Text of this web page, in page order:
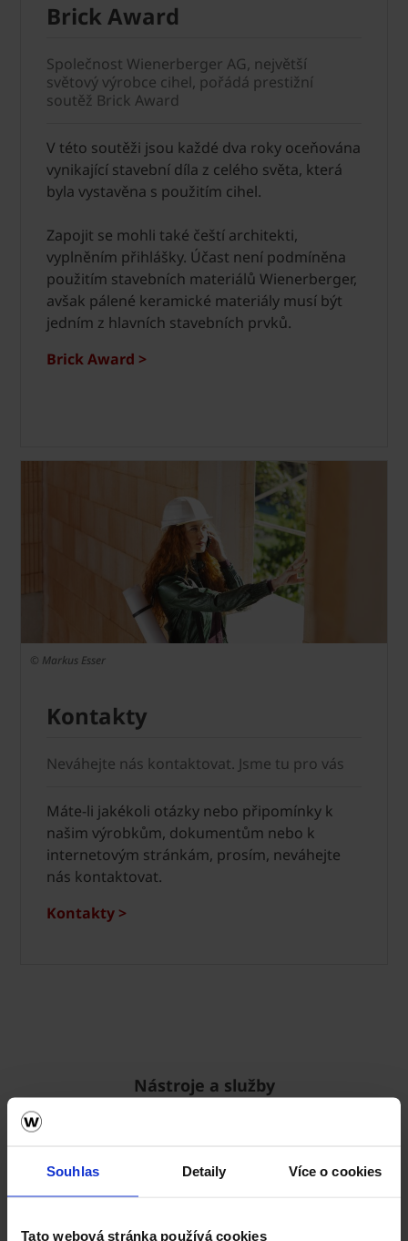
Souhlas Detaily Více o cookies
Tato webová stránka používá cookies
Brick Award
Společnost Wienerberger AG, největší
světový výrobce cihel, pořádá prestižní
soutěž Brick Award
V této soutěži jsou každé dva roky oceňována
vynikající stavební díla z celého světa, která
byla vystavěna s použitím cihel.
Zapojit se mohli také čeští architekti,
vyplněním přihlášky. Účast není podmíněna
použitím stavebních materiálů Wienerberger,
avšak pálené keramické materiály musí být
jedním z hlavních stavebních prvků.
Brick Award >
© Markus Esser
Kontakty
Neváhejte nás kontaktovat. Jsme tu pro vás
Máte-li jakékoli otázky nebo připomínky k
našim výrobkům, dokumentům nebo k
internetovým stránkám, prosím, neváhejte
nás kontaktovat.
Kontakty >
Nástroje a služby